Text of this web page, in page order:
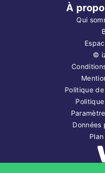
À
Qui
©
Politique
Données